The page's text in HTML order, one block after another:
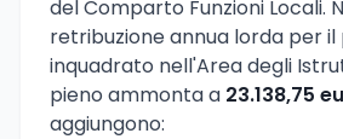
del Comparto Funzioni Locali.
retribuzione annua lorda per
inquadrato nell'Area degli
pieno ammonta a 23.138,75
aggiungono: